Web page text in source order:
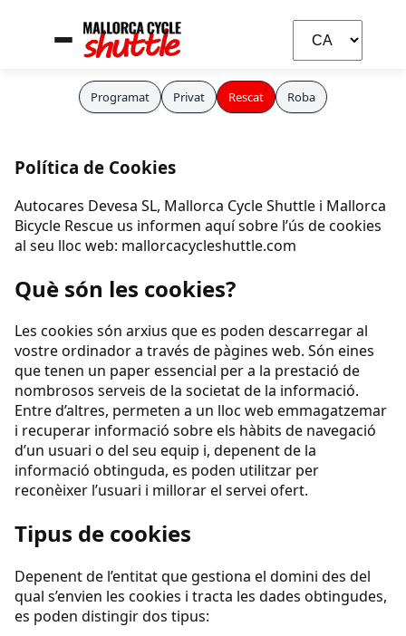
Programat Privat Rescat Roba
Política de Cookies
Autocares Devesa SL, Mallorca Cycle Shuttle i Mallorca
Bicycle Rescue us informen aquí sobre l’ús de cookies
al seu lloc web: mallorcacycleshuttle.com
Què són les cookies?
Les cookies són arxius que es poden descarregar al
vostre ordinador a través de pàgines web. Són eines
que tenen un paper essencial per a la prestació de
nombrosos serveis de la societat de la informació.
Entre d’altres, permeten a un lloc web emmagatzemar
i recuperar informació sobre els hàbits de navegació
d’un usuari o del seu equip i, depenent de la
informació obtinguda, es poden utilitzar per
reconèixer l’usuari i millorar el servei ofert.
Tipus de cookies
Depenent de l’entitat que gestiona el domini des del
qual s’envien les cookies i tracta les dades obtingudes,
es poden distingir dos tipus:
Carla
Assistent IA